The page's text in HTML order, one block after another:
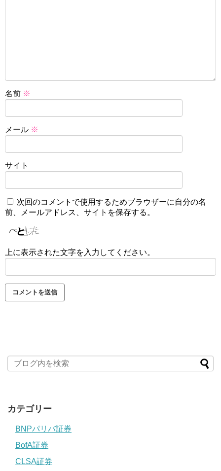
名前 ※
メール ※
サイト
次回のコメントで使用するためブラウザーに自分の名
前、メールアドレス、サイトを保存する。
上に表示された文字を入力してください。
カテゴリー
BNPパリバ証券
BofA証券
CLSA証券